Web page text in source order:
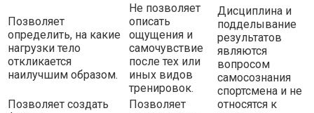
Позволяет
определить, на какие
нагрузки тело
откликается
наилучшим образом.
Не позволяет
описать
ощущения и
самочувствие
после тех или
иных видов
тренировок.
Дисциплина и
подделывание
результатов
являются
вопросом
самосознания
спортсмена и не
относятся к
Позволяет создать
Позволяет